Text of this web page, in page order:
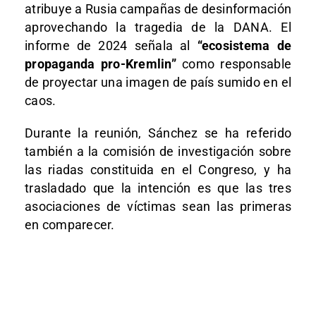
atribuye a Rusia campañas de desinformación
aprovechando la tragedia de la DANA. El
informe de 2024 señala al “ecosistema de
propaganda pro-Kremlin”como responsable
de proyectar una imagen de país sumido en el
caos.
Durante la reunión, Sánchez se ha referido
también a la comisión de investigación sobre
las riadas constituida en el Congreso, y ha
trasladado que la intención es que las tres
asociaciones de víctimas sean las primeras
en comparecer.